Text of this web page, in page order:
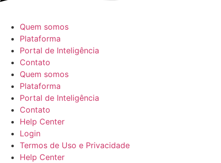
Quem somos
Plataforma
Portal de Inteligência
Contato
Quem somos
Plataforma
Portal de Inteligência
Contato
Help Center
Login
Termos de Uso e Privacidade
Help Center